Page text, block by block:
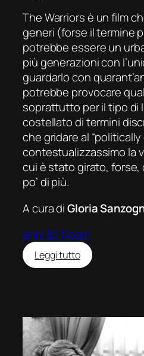
The Warriorsè un film
generi (forse il termine
potrebbe essere un
più generazioni con
guardarlo con
potrebbe provocare
soprattutto per il tipo di
costellato di termini
che gridare al “
contestualizzassimo la
cui è stato girato, forse,
po’ di più.
A cura diGloria
anni 80 Noam
Leggi tutto:
I
(The
Warriors)